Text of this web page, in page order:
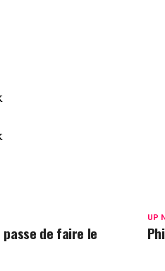
UP
passe de faire le